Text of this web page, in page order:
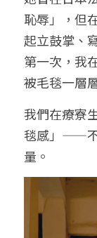
恥辱」，但
起立鼓掌、
第一次，我
被毛毯一層
我們在療寮
毯感」——不
量。